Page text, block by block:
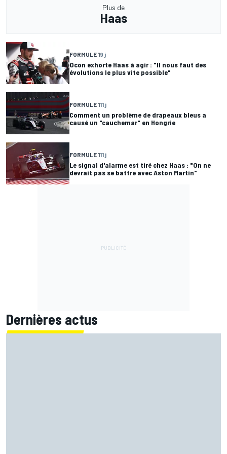
Plus de
Haas
FORMULE 19 j
Ocon exhorte Haas à agir : "Il nous faut des
évolutions le plus vite possible"
FORMULE 111 j
Comment un problème de drapeaux bleus a
causé un "cauchemar" en Hongrie
FORMULE 111 j
Le signal d'alarme est tiré chez Haas : "On ne
devrait pas se battre avec Aston Martin"
Dernières actus